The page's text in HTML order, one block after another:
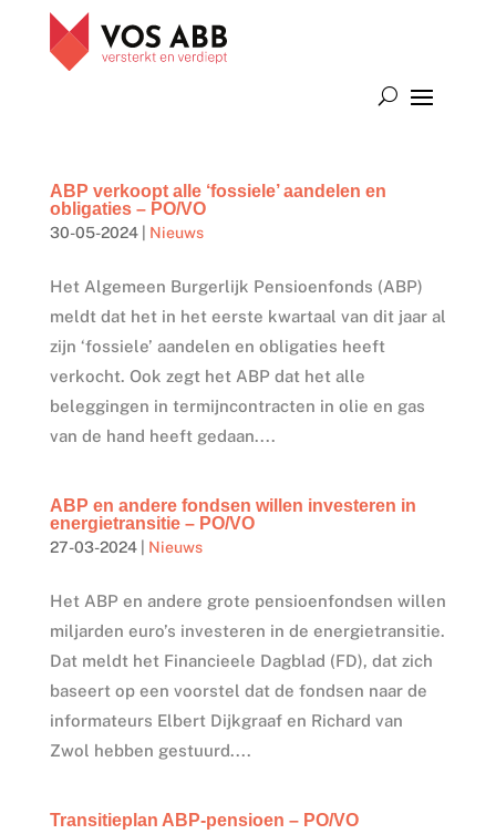
ABP verkoopt alle ‘fossiele’ aandelen en
obligaties – PO/VO
30-05-2024| Nieuws
Het Algemeen Burgerlijk Pensioenfonds (ABP)
meldt dat het in het eerste kwartaal van dit jaar al
zijn ‘fossiele’ aandelen en obligaties heeft
verkocht. Ook zegt het ABP dat het alle
beleggingen in termijncontracten in olie en gas
van de hand heeft gedaan....
ABP en andere fondsen willen investeren in
energietransitie – PO/VO
27-03-2024| Nieuws
Het ABP en andere grote pensioenfondsen willen
miljarden euro’s investeren in de energietransitie.
Dat meldt het Financieele Dagblad (FD), dat zich
baseert op een voorstel dat de fondsen naar de
informateurs Elbert Dijkgraaf en Richard van
Zwol hebben gestuurd....
Transitieplan ABP-pensioen – PO/VO